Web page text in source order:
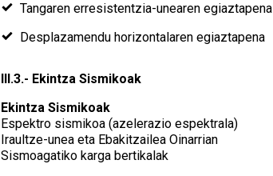
Tangaren erresistentzia-unearen egiaztapena
Desplazamendu horizontalaren egiaztapena
III.3.- Ekintza Sismikoak
Ekintza Sismikoak
Espektro sismikoa (azelerazio espektrala)
Iraultze-unea eta Ebakitzailea Oinarrian
Sismoagatiko karga bertikalak